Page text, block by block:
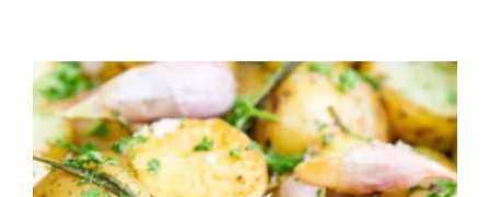
Dicas de acompanhamento